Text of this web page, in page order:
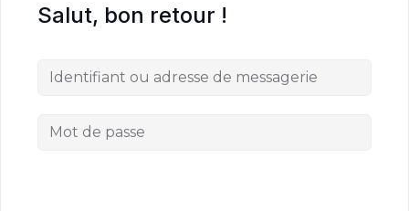
Salut, bon retour !